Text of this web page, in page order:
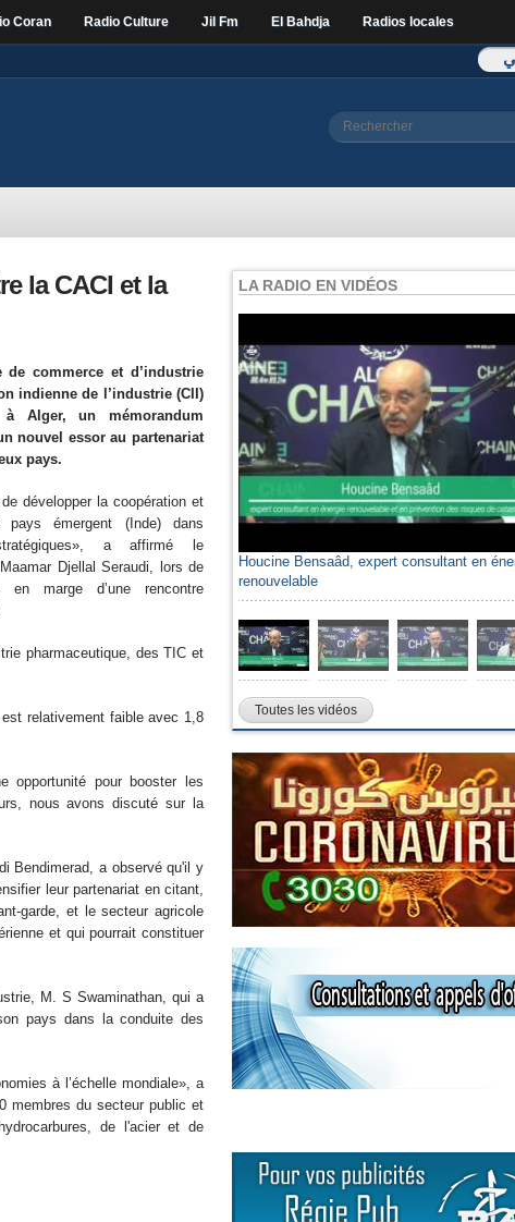
Coran Radio Culture Jil Fm El Bahdja Radios locales
Formulaire de
Rechercher
la CACI et la
de commerce et d’industrie
indienne de l’industrie (CII)
Alger, un mémorandum
nouvel essor au partenariat
pays.
développer la coopération et
émergent (Inde) dans
a affirmé le
Djellal Seraudi, lors de
en marge d’une rencontre
pharmaceutique, des TIC et
relativement faible avec 1,8
opportunité pour booster les
nous avons discuté sur la
Bendimerad, a observé qu'il y
leur partenariat en citant,
garde, et le secteur agricole
et qui pourrait constituer
M. S Swaminathan, qui a
pays dans la conduite des
à l’échelle mondiale», a
membres du secteur public et
de l'acier et de
LA RADIO EN VIDÉOS
Houcine Bensaâd, expert consultant en
renouvelable
Toutes les vidéos